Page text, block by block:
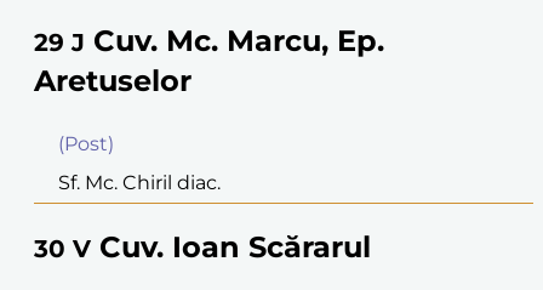
29 J Cuv. Mc. Marcu, Ep.
Aretuselor
(Post)
Sf. Mc. Chiril diac.
30 V Cuv. Ioan Scărarul